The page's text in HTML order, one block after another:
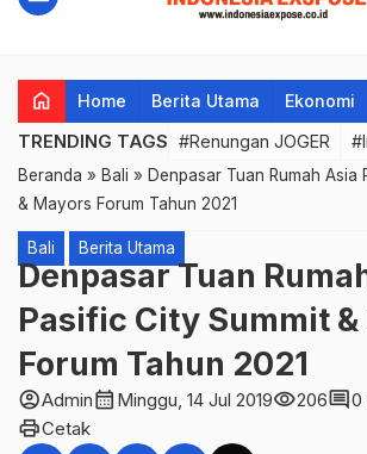
home Home Berita Utama Ekonomi
TRENDING TAGS #Renungan JOGER
Beranda » Bali » Denpasar Tuan Rumah Asia
& Mayors Forum Tahun 2021
Bali Berita Utama
Denpasar Tuan
Pasific City Summit
Forum Tahun 2021
account_circleAdmincalendar_month Minggu, 14 Jul 2019visibility206comment0
printCetak